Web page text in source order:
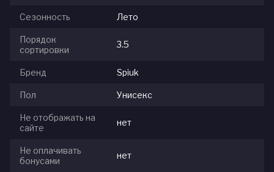
Сезонность Лето
Порядок
сортировки
3.5
Бренд Spiuk
Пол Унисекс
Не отображать на
сайте
нет
Не оплачивать
бонусами
нет